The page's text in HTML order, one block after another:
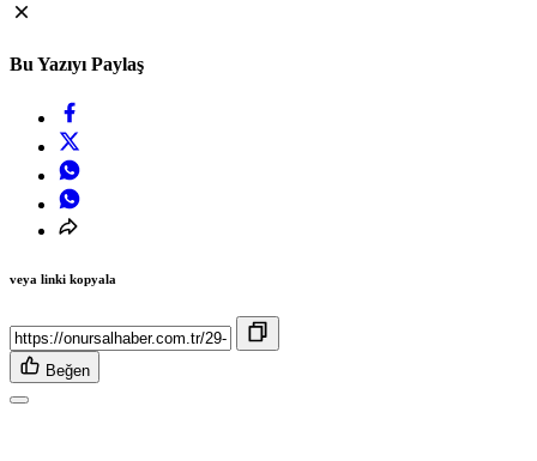
Bu Yazıyı Paylaş
veya linki kopyala
Beğen